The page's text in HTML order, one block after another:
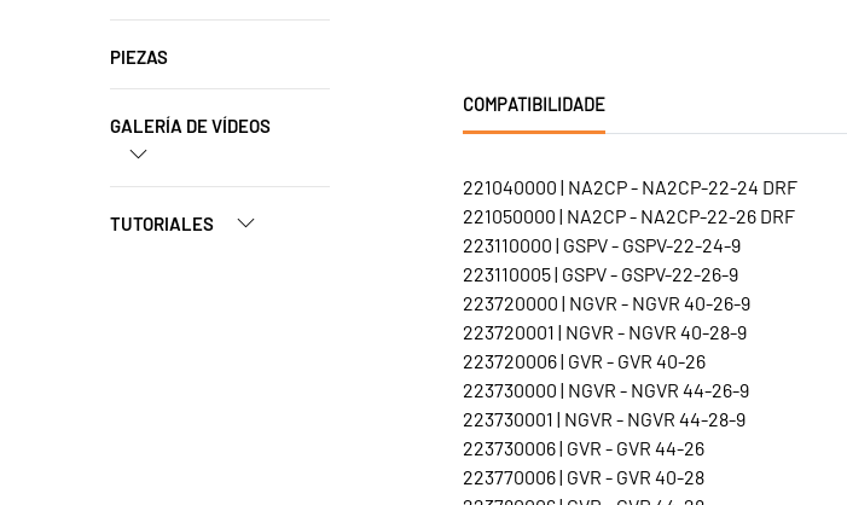
PIEZAS
GALERÍA DE VÍDEOS
TUTORIALES
COMPATIBILIDADE
221040000 | NA2CP - NA2CP-22-24 DRF
221050000 | NA2CP - NA2CP-22-26 DRF
223110000 | GSPV - GSPV-22-24-9
223110005 | GSPV - GSPV-22-26-9
223720000 | NGVR - NGVR 40-26-9
223720001 | NGVR - NGVR 40-28-9
223720006 | GVR - GVR 40-26
223730000 | NGVR - NGVR 44-26-9
223730001 | NGVR - NGVR 44-28-9
223730006 | GVR - GVR 44-26
223770006 | GVR - GVR 40-28